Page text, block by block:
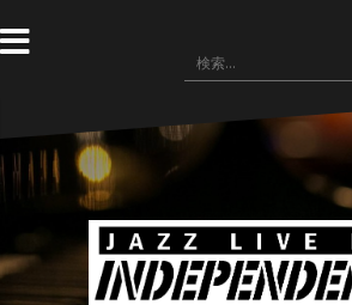
ン
テ
へ
ス
検
索: